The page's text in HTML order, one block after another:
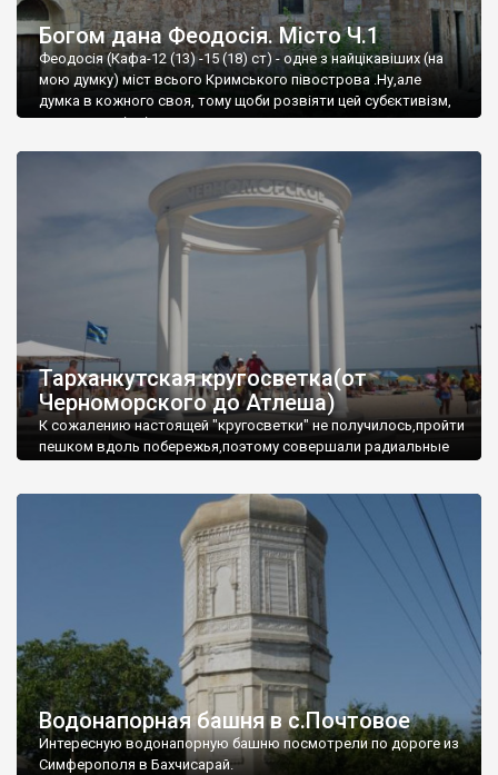
Богом дана Феодосія. Місто Ч.1
Феодосія (Кафа-12 (13) -15 (18) ст) - одне з найцікавіших (на
мою думку) міст всього Кримського півострова .Ну,але
думка в кожного своя, тому щоби розвіяти цей субєктивізм,
запрошую відвідати це
Тарханкутская кругосветка(от
Черноморского до Атлеша)
К сожалению настоящей "кругосветки" не получилось,пройти
пешком вдоль побережья,поэтому совершали радиальные
Водонапорная башня в с.Почтовое
Интересную водонапорную башню посмотрели по дороге из
Симферополя в Бахчисарай.